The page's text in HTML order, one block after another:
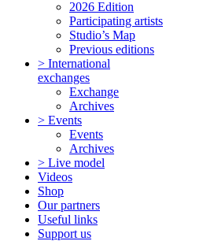
2026 Edition
Participating artists
Studio’s Map
Previous editions
> International
exchanges
Exchange
Archives
> Events
Events
Archives
> Live model
Videos
Shop
Our partners
Useful links
Support us